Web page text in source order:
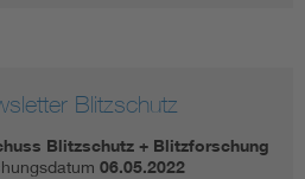
Blitzschutz
Blitzschutz + Blitzforschung
06.05.2022